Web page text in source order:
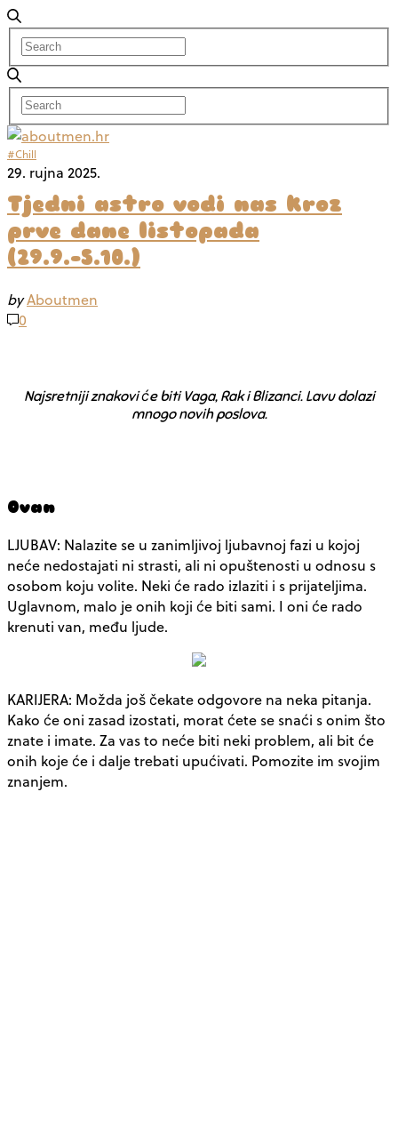
#Chill
29. rujna 2025.
Tjedni astro vodi nas kroz
prve dane listopada
(29.9.-5.10.)
byAboutmen
0
Najsretniji znakovi će biti Vaga, Rak i Blizanci. Lavu dolazi
mnogo novih poslova.
Ovan
LJUBAV: Nalazite se u zanimljivoj ljubavnoj fazi u kojoj
neće nedostajati ni strasti, ali ni opuštenosti u odnosu s
osobom koju volite. Neki će rado izlaziti i s prijateljima.
Uglavnom, malo je onih koji će biti sami. I oni će rado
krenuti van, među ljude.
KARIJERA: Možda još čekate odgovore na neka pitanja.
Kako će oni zasad izostati, morat ćete se snaći s onim što
znate i imate. Za vas to neće biti neki problem, ali bit će
onih koje će i dalje trebati upućivati. Pomozite im svojim
znanjem.